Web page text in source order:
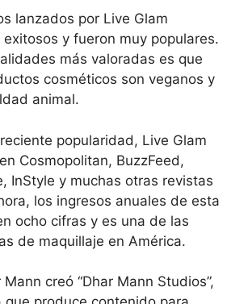
lanzados por Live Glam
y fueron muy populares.
más valoradas es que
cosméticos son veganos y
animal.
popularidad, Live Glam
Cosmopolitan, BuzzFeed,
InStyle y muchas otras revistas
los ingresos anuales de esta
ocho cifras y es una de las
de maquillaje en América.
Mann creó “Dhar Mann Studios”,